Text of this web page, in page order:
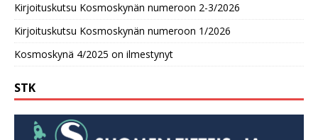
Kirjoituskutsu Kosmoskynän numeroon 2-3/2026
Kirjoituskutsu Kosmoskynän numeroon 1/2026
Kosmoskynä 4/2025 on ilmestynyt
STK